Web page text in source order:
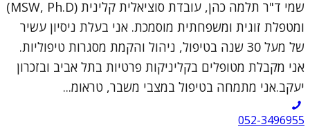
שמי ד"ר תלמה כהן, עובדת סוציאלית קלינית (MSW, Ph.D)
ומטפלת זוגית ומשפחתית מוסמכת. אני בעלת ניסיון עשיר
של מעל 30 שנה בטיפול, ניהול והקמת מסגרות טיפוליות.
אני מקבלת מטופלים בקליניקות פרטיות בתל אביב ובזכרון
יעקב.אני מתמחה בטיפול במצבי משבר, טראומ...
052-3496955